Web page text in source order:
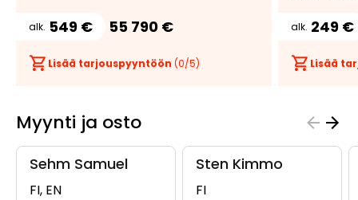
alk. 549 € 55 790 €
Lisää tarjouspyyntöön (0/5)
alk. 249 €
Lisää
Myynti ja osto
Sehm Samuel
FI, EN
Sten Kimmo
FI